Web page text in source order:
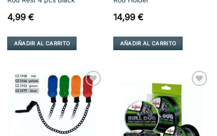
4,99 €
AÑADIR AL CARRITO
14,99 €
AÑADIR AL CARRITO
Añadir
a la
lista de
deseos